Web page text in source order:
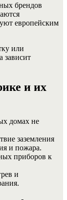
брендов
европейским
или
зависит
и их
домах не
заземления
и пожара.
приборов к
и